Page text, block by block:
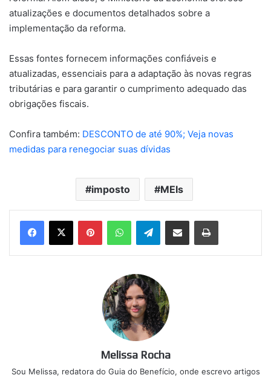
atualizações e documentos detalhados sobre a
implementação da reforma.
Essas fontes fornecem informações confiáveis e
atualizadas, essenciais para a adaptação às novas regras
tributárias e para garantir o cumprimento adequado das
obrigações fiscais.
Confira também: DESCONTO de até 90%; Veja novas
medidas para renegociar suas dívidas
imposto MEIs
PinterestWhatsAppTelegramCompartilhar via e-mail Imprimir
Melissa Rocha
Sou Melissa, redatora do Guia do Benefício, onde escrevo artigos